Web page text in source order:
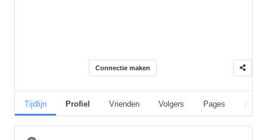
Connectie maken
Tijdlijn Profiel Vrienden Volgers Pages